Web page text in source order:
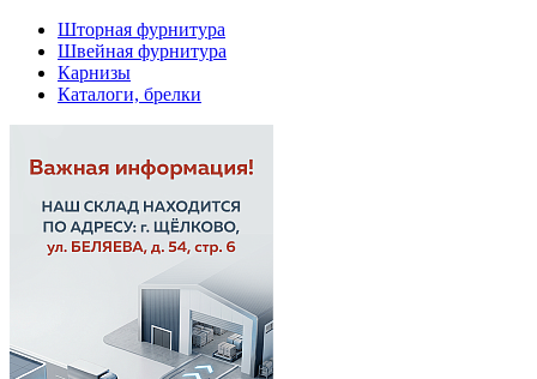
Шторная фурнитура
Швейная фурнитура
Карнизы
Каталоги, брелки